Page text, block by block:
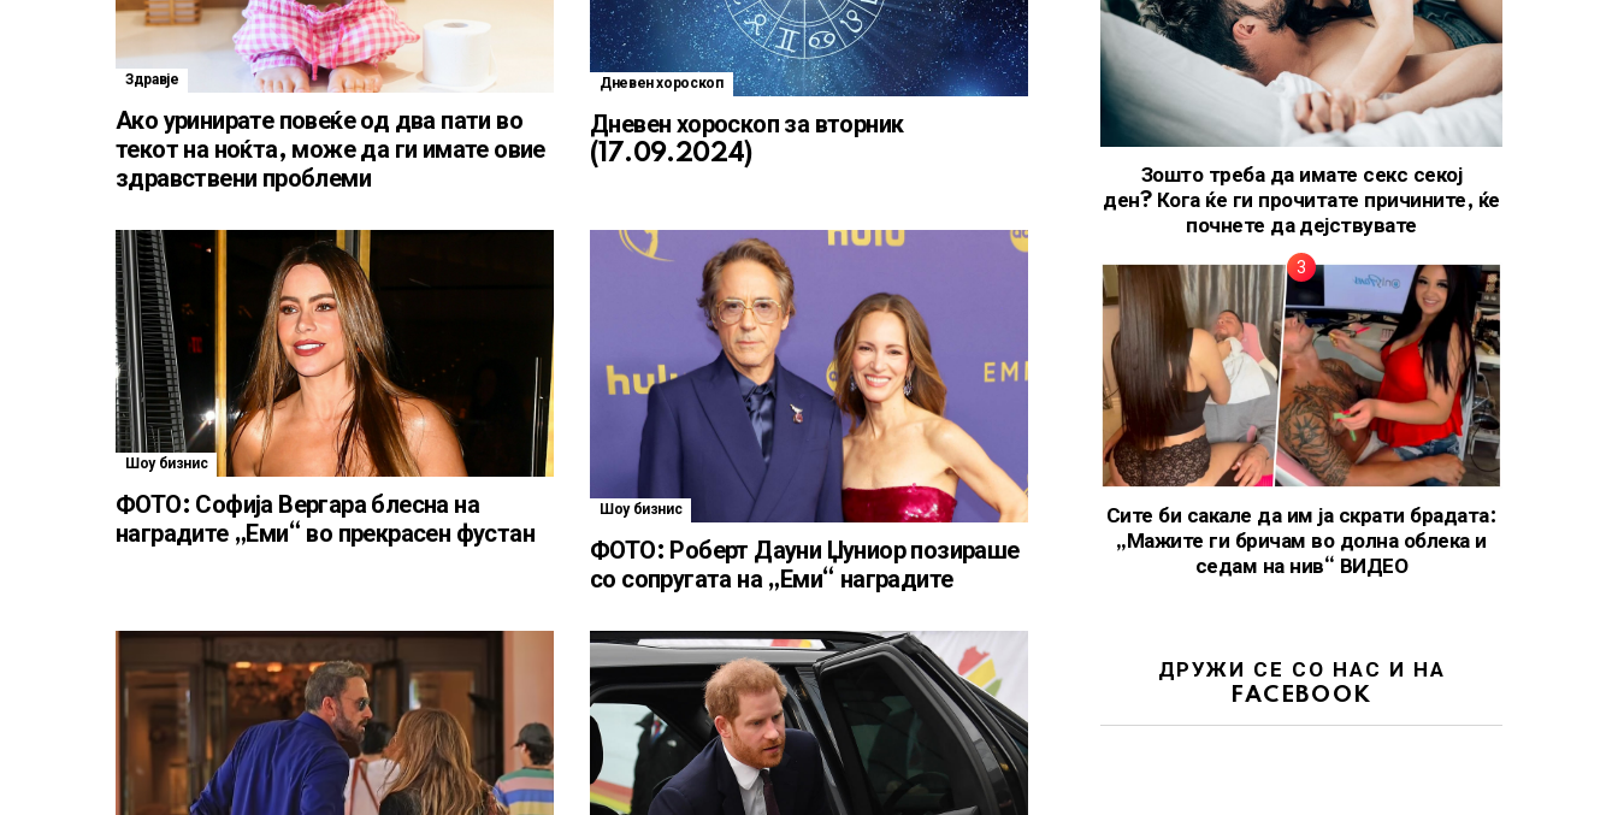
Здравје
Ако уринирате повеќе од два пати во
текот на ноќта, може да ги имате овие
здравствени проблеми
Дневен хороскоп
Дневен хороскоп за вторник
(17.09.2024)
Шоу бизнис
ФОТО: Софија Вергара блесна на
наградите „Еми“ во прекрасен фустан
Шоу бизнис
ФОТО: Роберт Дауни Џуниор позираше
со сопругата на „Еми“ наградите
Зошто треба да имате секс секој
ден? Кога ќе ги прочитате причините, ќе
почнете да дејствувате
Сите би сакале да им ја скрати брадата:
„Мажите ги бричам во долна облека и
седам на нив“ ВИДЕО
ДРУЖИ СЕ СО НАС И НА
FACEBOOK